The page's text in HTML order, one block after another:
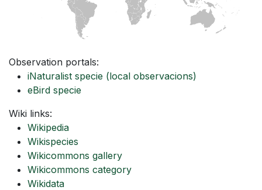
Observation portals:
iNaturalist specie (local observacions)
eBird specie
Wiki links:
Wikipedia
Wikispecies
Wikicommons gallery
Wikicommons category
Wikidata